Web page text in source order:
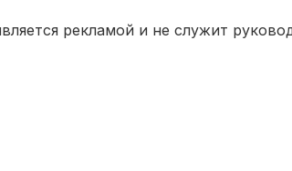
рекламой и не служит